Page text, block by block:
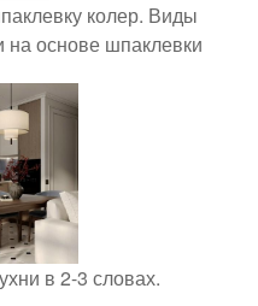
колер. Виды
на основе шпаклевки
в 2-3 словах.